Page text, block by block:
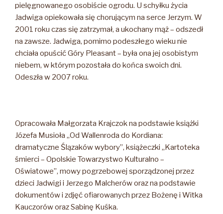
pielęgnowanego osobiście ogrodu. U schyłku życia
Jadwiga opiekowała się chorującym na serce Jerzym. W
2001 roku czas się zatrzymał, a ukochany mąż – odszedł
na zawsze. Jadwiga, pomimo podeszłego wieku nie
chciała opuścić Góry Pleasant – była ona jej osobistym
niebem, w którym pozostała do końca swoich dni.
Odeszła w 2007 roku.
Opracowała Małgorzata Krajczok na podstawie książki
Józefa Musioła „Od Wallenroda do Kordiana:
dramatyczne Ślązaków wybory”, książeczki „Kartoteka
śmierci – Opolskie Towarzystwo Kulturalno –
Oświatowe”, mowy pogrzebowej sporządzonej przez
dzieci Jadwigi i Jerzego Malcherów oraz na podstawie
dokumentów i zdjęć ofiarowanych przez Bożenę i Witka
Kauczorów oraz Sabinę Kuśka.